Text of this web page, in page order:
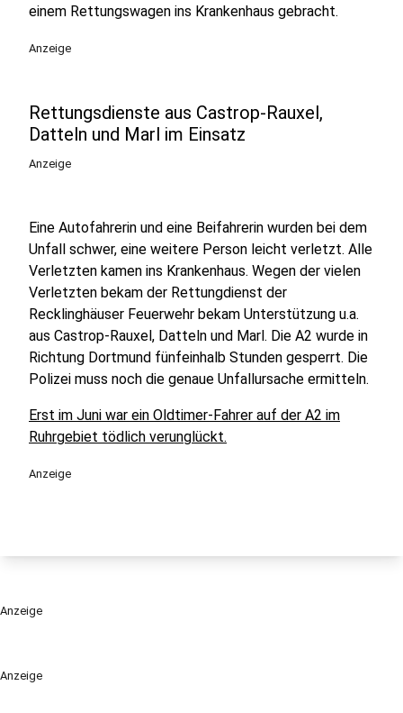
Anzeige
einem Rettungswagen ins Krankenhaus gebracht.
Anzeige
Rettungsdienste aus Castrop-Rauxel,
Datteln und Marl im Einsatz
Anzeige
Eine Autofahrerin und eine Beifahrerin wurden bei dem
Unfall schwer, eine weitere Person leicht verletzt. Alle
Verletzten kamen ins Krankenhaus. Wegen der vielen
Verletzten bekam der Rettungdienst der
Recklinghäuser Feuerwehr bekam Unterstützung u.a.
aus Castrop-Rauxel, Datteln und Marl. Die A2 wurde in
Richtung Dortmund fünfeinhalb Stunden gesperrt. Die
Polizei muss noch die genaue Unfallursache ermitteln.
Erst im Juni war ein Oldtimer-Fahrer auf der A2 im
Ruhrgebiet tödlich verunglückt.
Anzeige
Anzeige